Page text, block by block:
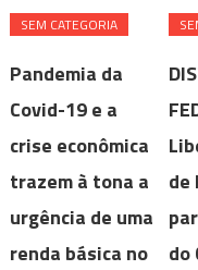
SEM CATEGORIA
Pandemia da
Covid-19 e a
crise econômica
trazem à tona a
urgência de uma
renda básica no
de
do